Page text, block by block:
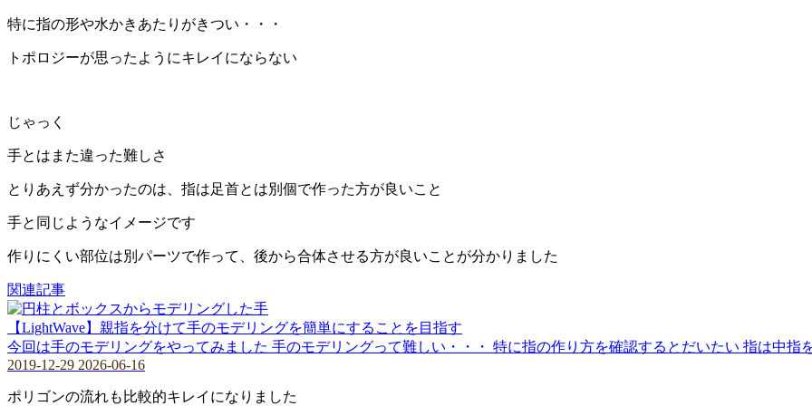
特に指の形や水かきあたりがきつい・・・
トポロジーが思ったようにキレイにならない
じゃっく
手とはまた違った難しさ
とりあえず分かったのは、指は足首とは別個で作った方が良いこと
手と同じようなイメージです
作りにくい部位は別パーツで作って、後から合体させる方が良いことが分かりました
関連記事
【LightWave】親指を分けて手のモデリングを簡単にすることを目指す
今回は手のモデリングをやってみました 手のモデリングって難しい・・・ 特に指の作り方を確認するとだいたい 指は中指
2019-12-29 2026-06-16
ポリゴンの流れも比較的キレイになりました